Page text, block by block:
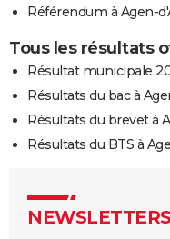
Référendum à Agen-
Tous les résultats
Résultat municipale
Résultats du bac à
Résultats du brevet à
Résultats du BTS à
NEWSLETTERS